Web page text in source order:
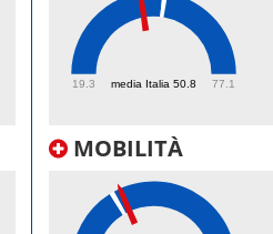
media Italia 50.8
19.3 77.1
MOBILITÀ